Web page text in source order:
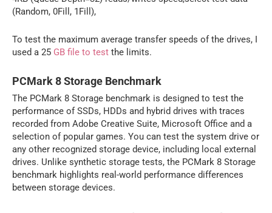
(Random, 0Fill, 1Fill),
To test the maximum average transfer speeds of the drives, I
used a 25 GB file to test the limits.
PCMark 8 Storage Benchmark
The PCMark 8 Storage benchmark is designed to test the
performance of SSDs, HDDs and hybrid drives with traces
recorded from Adobe Creative Suite, Microsoft Office and a
selection of popular games. You can test the system drive or
any other recognized storage device, including local external
drives. Unlike synthetic storage tests, the PCMark 8 Storage
benchmark highlights real-world performance differences
between storage devices.